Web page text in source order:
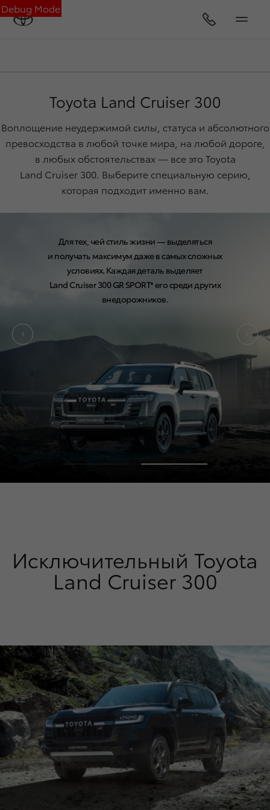
Debug Mode
Toyota Land Cruiser 300
Воплощение неудержимой силы, статуса и абсолютного
превосходства в любой точке мира, на любой дороге,
в любых обстоятельствах — все это Toyota
Land Cruiser 300. Выберите специальную серию,
которая подходит именно вам.
Для тех, чей стиль жизни — выделяться
и получать максимум даже в самых сложных
условиях. Каждая деталь выделяет
Land Cruiser 300GR SPORT*его среди других
внедорожников.
Land Cruiser 300
70th Anniversary**
Исключительный Toyota
Land Cruiser 300